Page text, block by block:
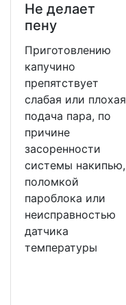
Не делает
пену
Приготовлению
капучино
препятствует
слабая или плохая
подача пара, по
причине
засоренности
системы накипью,
поломкой
пароблока или
неисправностью
датчика
температуры